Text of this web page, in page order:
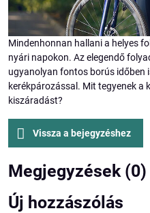
Mindenhonnan hallani a helyes
nyári napokon. Az elegendő
ugyanolyan fontos borús időben
kerékpározással. Mit tegyenek a
kiszáradást?
Vissza a bejegyzéshez
Megjegyzések (0)
Új hozzászólás